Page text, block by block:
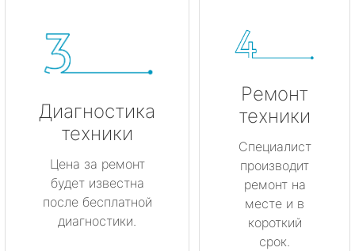
Диагностика
техники
Цена за ремонт
будет известна
после бесплатной
диагностики.
Ремонт
техники
Специалист
производит
ремонт на
месте и в
короткий
срок.